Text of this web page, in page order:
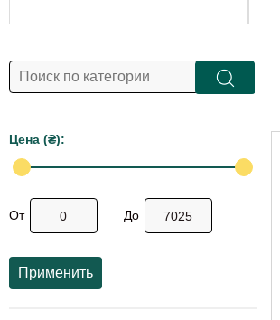
Цена (₴):
От До
Применить